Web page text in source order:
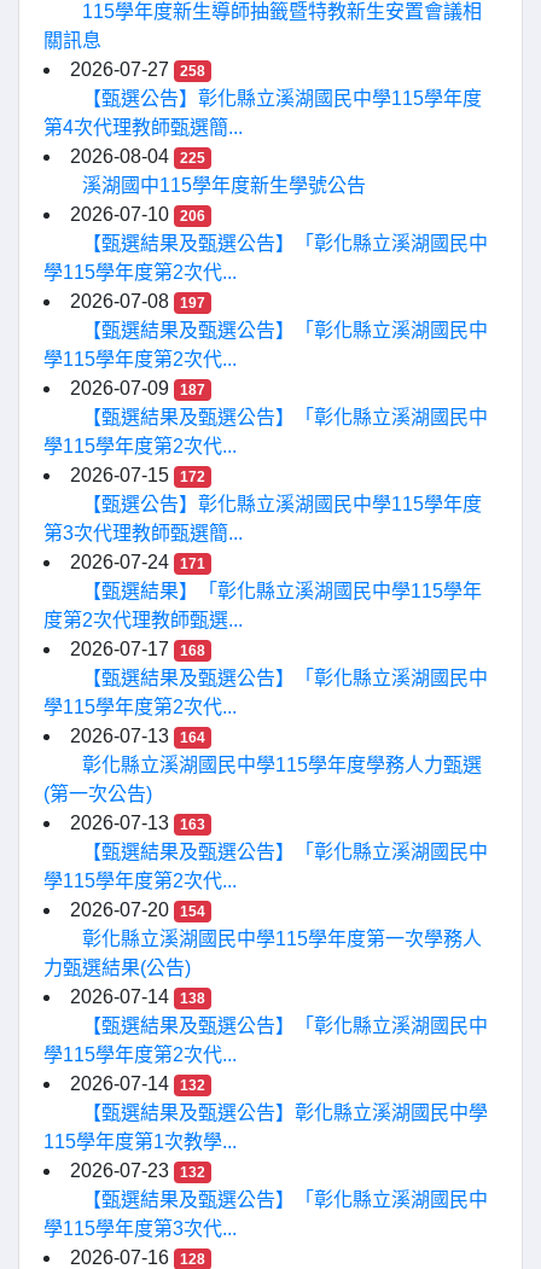
115學年度新生導師抽籤暨特教新生安置會議相
關訊息
2026-07-27
258
【甄選公告】彰化縣立溪湖國民中學115學年度
第4次代理教師甄選簡...
2026-08-04
225
溪湖國中115學年度新生學號公告
2026-07-10
206
【甄選結果及甄選公告】「彰化縣立溪湖國民中
學115學年度第2次代...
2026-07-08
197
【甄選結果及甄選公告】「彰化縣立溪湖國民中
學115學年度第2次代...
2026-07-09
187
【甄選結果及甄選公告】「彰化縣立溪湖國民中
學115學年度第2次代...
2026-07-15
172
【甄選公告】彰化縣立溪湖國民中學115學年度
第3次代理教師甄選簡...
2026-07-24
171
【甄選結果】「彰化縣立溪湖國民中學115學年
度第2次代理教師甄選...
2026-07-17
168
【甄選結果及甄選公告】「彰化縣立溪湖國民中
學115學年度第2次代...
2026-07-13
164
彰化縣立溪湖國民中學115學年度學務人力甄選
(第一次公告)
2026-07-13
163
【甄選結果及甄選公告】「彰化縣立溪湖國民中
學115學年度第2次代...
2026-07-20
154
彰化縣立溪湖國民中學115學年度第一次學務人
力甄選結果(公告)
2026-07-14
138
【甄選結果及甄選公告】「彰化縣立溪湖國民中
學115學年度第2次代...
2026-07-14
132
【甄選結果及甄選公告】彰化縣立溪湖國民中學
115學年度第1次教學...
2026-07-23
132
【甄選結果及甄選公告】「彰化縣立溪湖國民中
學115學年度第3次代...
2026-07-16
128